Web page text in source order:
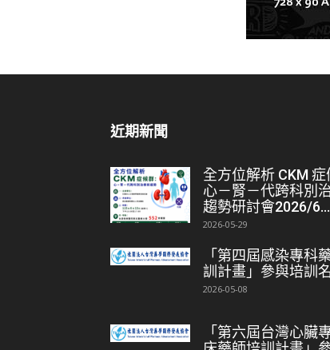
近期新聞
全方位解析 CKM 症
心－腎－代跨科別
趨勢研討會2026/6...
2026-05-29
「第四屆感染專科
訓計畫」參與培訓
2026-05-08
「第六屆台灣心臟